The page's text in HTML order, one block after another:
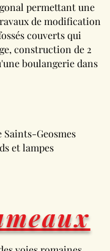
permettant une
de modification
couverts qui
construction de 2
boulangerie dans
Geosmes
et lampes